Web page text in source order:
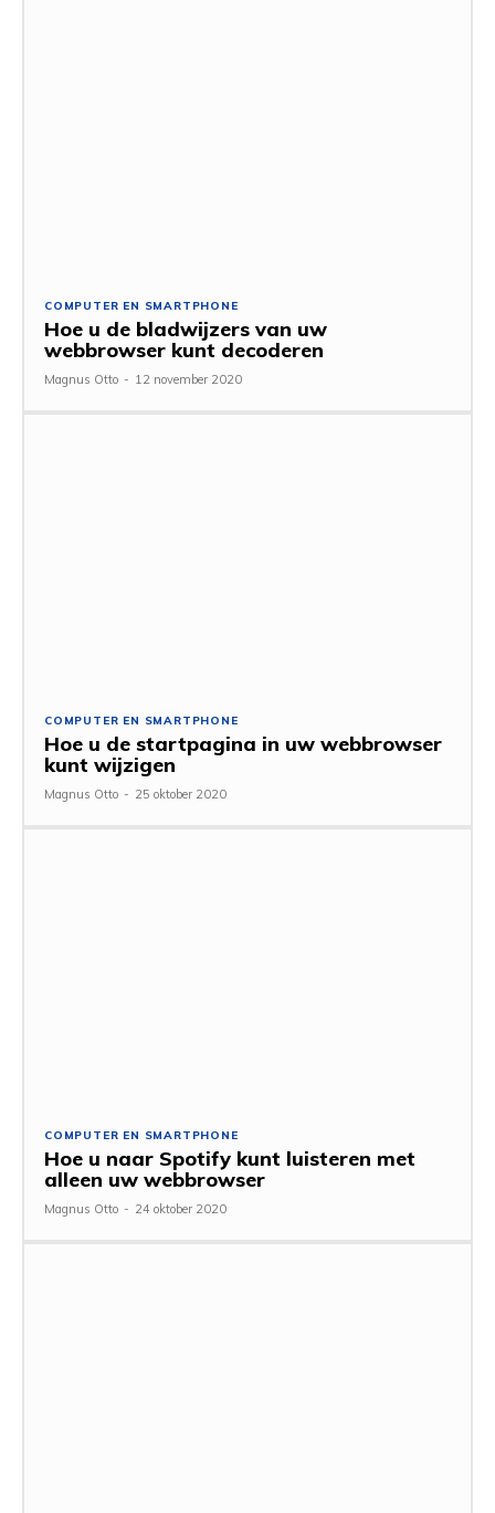
COMPUTER EN SMARTPHONE
Hoe u de bladwijzers van uw
webbrowser kunt decoderen
Magnus Otto - 12 november 2020
COMPUTER EN SMARTPHONE
Hoe u de startpagina in uw webbrowser
kunt wijzigen
Magnus Otto - 25 oktober 2020
COMPUTER EN SMARTPHONE
Hoe u naar Spotify kunt luisteren met
alleen uw webbrowser
Magnus Otto - 24 oktober 2020